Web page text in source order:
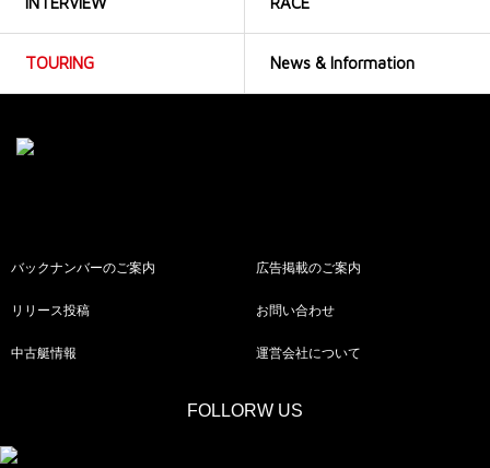
TOURING News & Information
バックナンバーのご案内 広告掲載のご案内
リリース投稿 お問い合わせ
中古艇情報 運営会社について
FOLLORW US